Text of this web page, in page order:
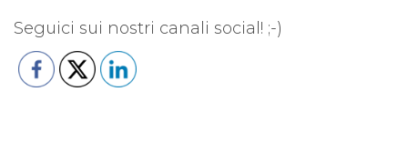
c
p
Seguici sui nostri canali social! ;-)